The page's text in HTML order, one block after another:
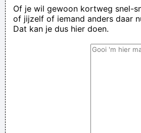
Of je wil gewoon kortweg snel-
of jijzelf of iemand anders daar
Dat kan je dus hier doen.